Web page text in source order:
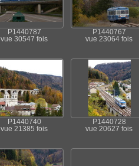
P1440787
vue 30547 fois
P1440767
vue 23064 fois
P1440740
vue 21385 fois
P1440728
vue 20627 fois